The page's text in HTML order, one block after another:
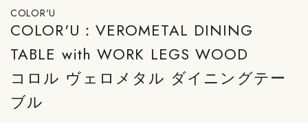
COLOR'U
COLOR'U：VEROMETAL DINING
TABLE with WORK LEGS WOOD
コロル ヴェロメタル ダイニングテー
ブル